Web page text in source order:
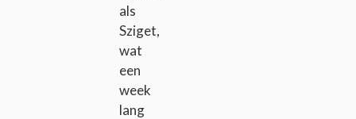
als
Sziget,
wat
een
week
lang